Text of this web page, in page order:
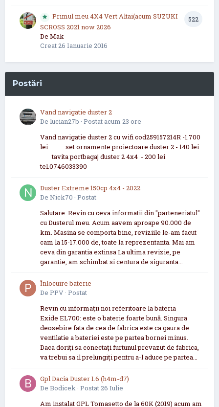
522
Primul meu 4X4 Vert Altai(acum SUZUKI
SCROSS 2021 now 2026
De Mak
Creat26 Ianuarie 2016
Postări
Vand navigatie duster 2
De lucian27b · Postat acum 23 ore
Vand navigatie duster 2 cu wifi cod259157214R -1.700
lei set ornamente proiectoare duster 2 - 140 lei
tavita portbagaj duster 2 4x4 - 200 lei
tel.0746033390
Duster Extreme 150cp 4x4 - 2022
De Nick70 · Postat
Salutare. Revin cu ceva informatii din "parteneriatul"
cu Dusterul meu. Acum aavem aproape 90.000 de
km. Masina se comporta bine, reviziile le-am facut
cam la 15-17.000 de, toate la reprezentanta. Mai am
ceva din garantia extinsa La ultima revizie, pe
garantie, am schimbat si centura de siguranta...
Înlocuire baterie
De PPV · Postat
Revin cu informații noi referitoare la bateria
Exide EL700: este o baterie foarte bună. Singura
deosebire fata de cea de fabrica este ca gaura de
ventilatie a bateriei este pe partea bornei minus.
Daca doriți sa conectați furtunul prevazut de fabrica,
va trebui sa il prelungiți pentru a-l aduce pe partea...
Gpl Dacia Duster 1.6 (h4m-d7)
De Bodicek· Postat26 Iulie
Am instalat GPL Tomasetto de la 60K (2019) acum am